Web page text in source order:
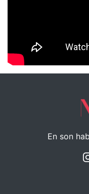
NYXmag 2. Yaş
En son